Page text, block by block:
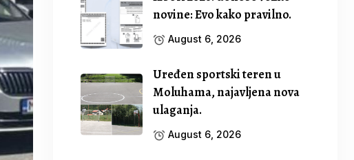
novine: Evo kako pravilno.
August 6, 2026
Uređen sportski teren u
Moluhama, najavljena nova
ulaganja.
August 6, 2026